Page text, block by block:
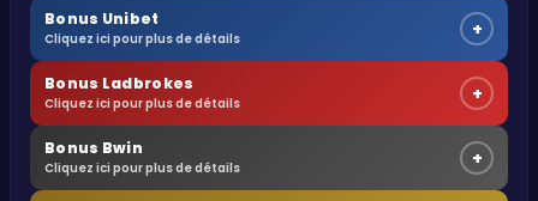
Bonus Unibet
Cliquez ici pour plus de détails +
Bonus Ladbrokes
Cliquez ici pour plus de détails +
Bonus Bwin
Cliquez ici pour plus de détails +